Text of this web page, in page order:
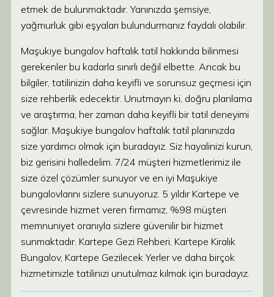
etmek de bulunmaktadır. Yanınızda şemsiye,
yağmurluk gibi eşyaları bulundurmanız faydalı olabilir.
Maşukiye bungalov haftalık tatil hakkında bilinmesi
gerekenler bu kadarla sınırlı değil elbette. Ancak bu
bilgiler, tatilinizin daha keyifli ve sorunsuz geçmesi için
size rehberlik edecektir. Unutmayın ki, doğru planlama
ve araştırma, her zaman daha keyifli bir tatil deneyimi
sağlar. Maşukiye bungalov haftalık tatil planınızda
size yardımcı olmak için buradayız. Siz hayalinizi kurun,
biz gerisini halledelim. 7/24 müşteri hizmetlerimiz ile
size özel çözümler sunuyor ve en iyi Maşukiye
bungalovlarını sizlere sunuyoruz. 5 yıldır Kartepe ve
çevresinde hizmet veren firmamız, %98 müşteri
memnuniyet oranıyla sizlere güvenilir bir hizmet
sunmaktadır. Kartepe Gezi Rehberi, Kartepe Kiralık
Bungalov, Kartepe Gezilecek Yerler ve daha birçok
hizmetimizle tatilinizi unutulmaz kılmak için buradayız.